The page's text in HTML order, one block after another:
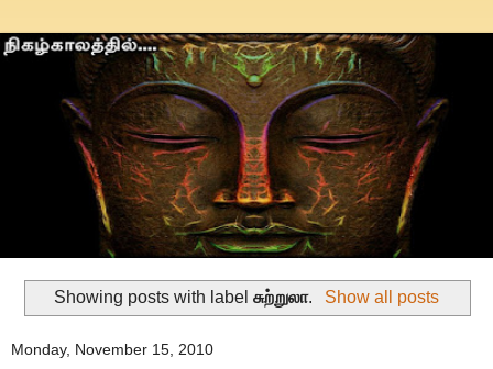
Showing posts with labelசுற்றுலா. Show all posts
Monday, November 15, 2010